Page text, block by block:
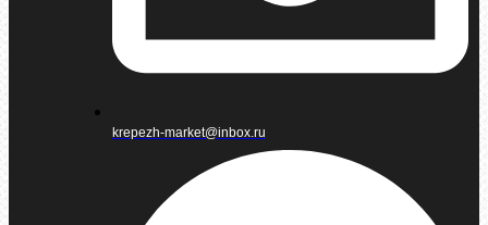
krepezh-market@inbox.ru